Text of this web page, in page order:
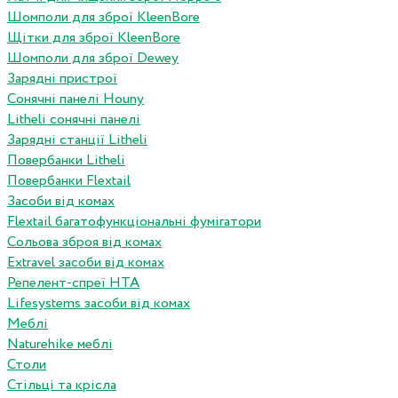
Шомполи для зброї KleenBore
Щітки для зброї KleenBore
Шомполи для зброї Dewey
Зарядні пристрої
Сонячні панелі Houny
Litheli сонячні панелі
Зарядні станції Litheli
Повербанки Litheli
Повербанки Flextail
Засоби від комах
Flextail багатофункціональні фумігатори
Сольова зброя від комах
Extravel засоби від комах
Репелент-спреї HTA
Lifesystems засоби від комах
Меблі
Naturehike меблі
Столи
Стільці та крісла